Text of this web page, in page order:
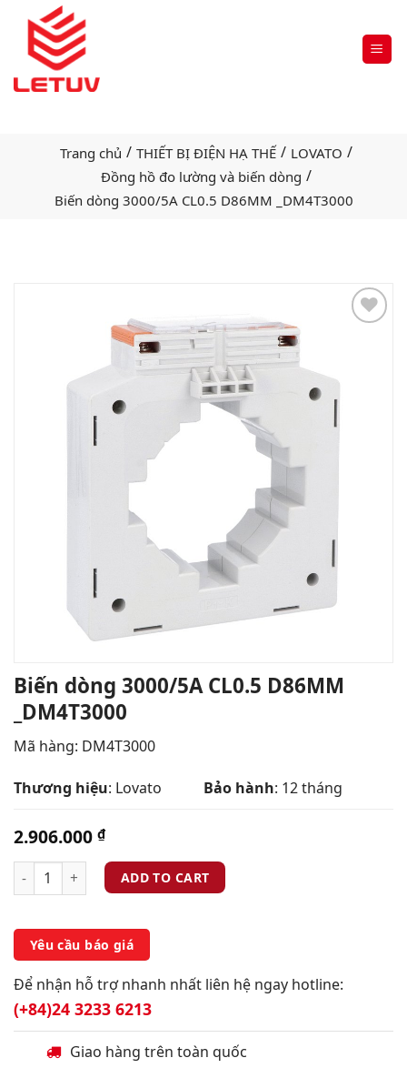
Trang chủ / THIẾT BỊ ĐIỆN HẠ THẾ / LOVATO /
Đồng hồ đo lường và biến dòng /
Biến dòng 3000/5A CL0.5 D86MM _DM4T3000
Biến dòng 3000/5A CL0.5 D86MM
_DM4T3000
Mã hàng: DM4T3000
Thương hiệu: Lovato Bảo hành: 12 tháng
2.906.000 ₫
ADD TO CART
Yêu cầu báo giá
Để nhận hỗ trợ nhanh nhất liên hệ ngay hotline:
(+84)24 3233 6213
Giao hàng trên toàn quốc